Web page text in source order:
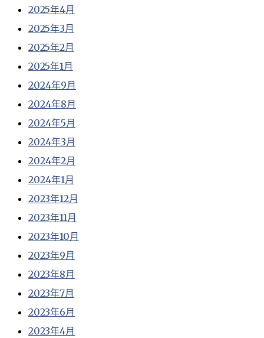
2025年4月
2025年3月
2025年2月
2025年1月
2024年9月
2024年8月
2024年5月
2024年3月
2024年2月
2024年1月
2023年12月
2023年11月
2023年10月
2023年9月
2023年8月
2023年7月
2023年6月
2023年4月